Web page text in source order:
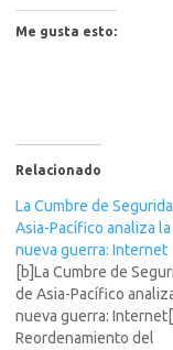
Me gusta esto:
Relacionado
La Cumbre de
Asia-Pacífico analiza la
nueva guerra: Internet
[b]La Cumbre de
de Asia-Pacífico
nueva guerra:
Reordenamiento del